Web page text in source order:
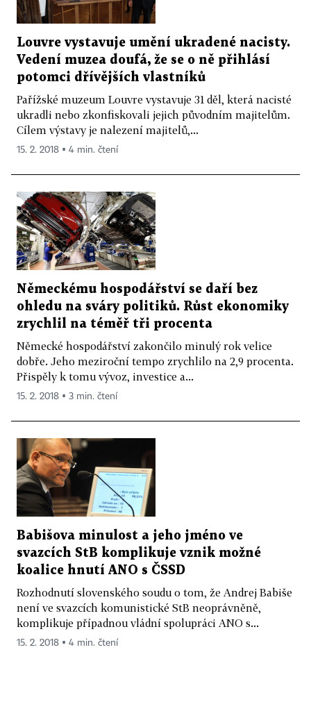
Louvre vystavuje umění ukradené nacisty.
Vedení muzea doufá, že se o ně přihlásí
potomci dřívějších vlastníků
Pařížské muzeum Louvre vystavuje 31 děl, která nacisté
ukradli nebo zkonfiskovali jejich původním majitelům.
Cílem výstavy je nalezení majitelů,...
15. 2. 2018 ▪ 4 min. čtení
Německému hospodářství se daří bez
ohledu na sváry politiků. Růst ekonomiky
zrychlil na téměř tři procenta
Německé hospodářství zakončilo minulý rok velice
dobře. Jeho meziroční tempo zrychlilo na 2,9 procenta.
Přispěly k tomu vývoz, investice a...
15. 2. 2018 ▪ 3 min. čtení
Babišova minulost a jeho jméno ve
svazcích StB komplikuje vznik možné
koalice hnutí ANO s ČSSD
Rozhodnutí slovenského soudu o tom, že Andrej Babiše
není ve svazcích komunistické StB neoprávněně,
komplikuje případnou vládní spolupráci ANO s...
15. 2. 2018 ▪ 4 min. čtení